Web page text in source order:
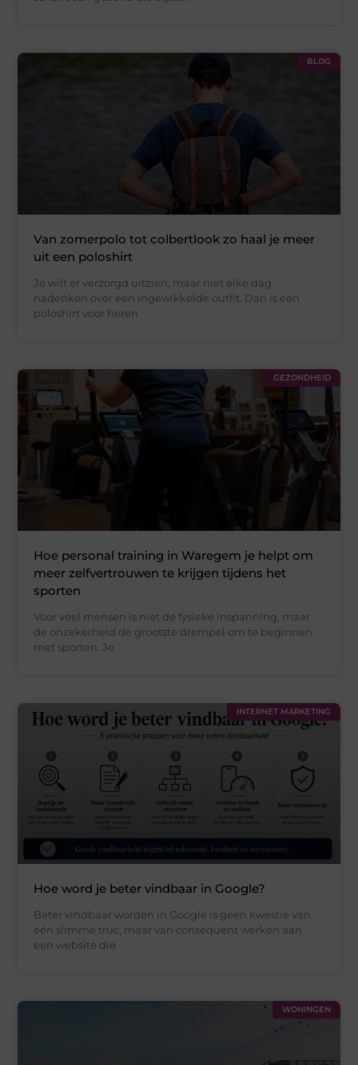
BLOG
Van zomerpolo tot colbertlook zo haal je meer
uit een poloshirt
Je wilt er verzorgd uitzien, maar niet elke dag
nadenken over een ingewikkelde outfit. Dan is een
poloshirt voor heren
GEZONDHEID
Hoe personal training in Waregem je helpt om
meer zelfvertrouwen te krijgen tijdens het
sporten
Voor veel mensen is niet de fysieke inspanning, maar
de onzekerheid de grootste drempel om te beginnen
met sporten. Je
INTERNET MARKETING
Hoe word je beter vindbaar in Google?
Beter vindbaar worden in Google is geen kwestie van
één slimme truc, maar van consequent werken aan
een website die
WONINGEN